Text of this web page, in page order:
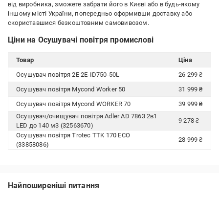
від виробника, зможете забрати його в Києві або в будь-якому
іншому місті України, попередньо оформивши доставку або
скориставшися безкоштовним самовивозом.
Ціни на Осушувачі повітря промислові
Товар
Ціна
Осушувач повітря 2E 2E-ID750-50L
26 299 ₴
Осушувач повітря Mycond Worker 50
31 999 ₴
Осушувач повітря Mycond WORKER 70
39 999 ₴
Осушувач/очищувач повітря Adler AD 7863 2в1
LED до 140 м3 (32563670)
9 278 ₴
Осушувач повітря Trotec TTK 170 ECO
(33858086)
28 999 ₴
Найпоширеніші питання